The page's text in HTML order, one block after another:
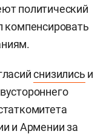
политический
компенсировать
снизились и
и Армении за